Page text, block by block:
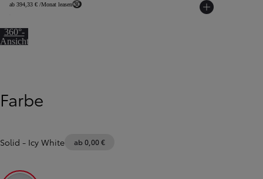
ab 394,33 € /Monat leasen30
360°-
Ansicht
Farbe
Solid - Icy White ab 0,00 €